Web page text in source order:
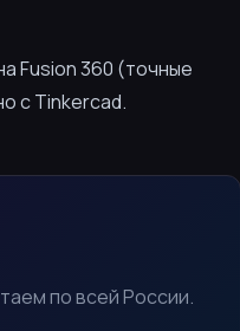
Fusion 360 (точные
с Tinkercad.
по всей России.